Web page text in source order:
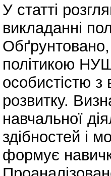
У статті
викладанні
політикою
особистістю
розвитку.
навчальної
здібностей і
формує